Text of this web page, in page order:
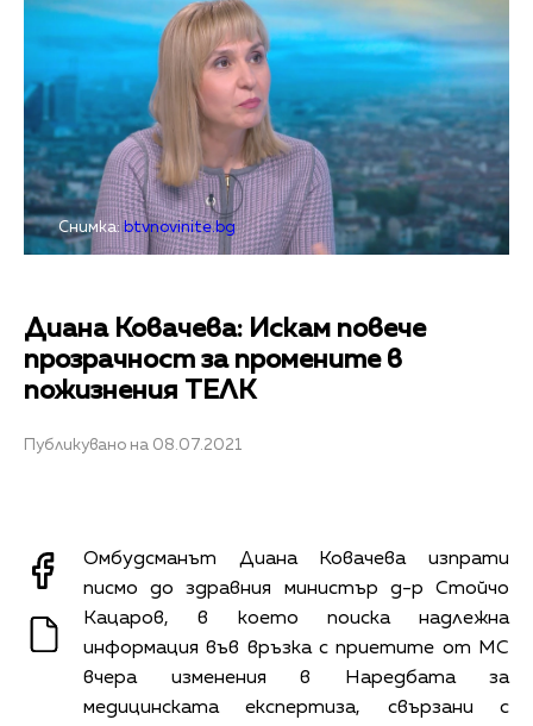
Снимка:btvnovinite.bg
Диана Ковачева: Искам повече
прозрачност за промените в
пожизнения ТЕЛК
Публикувано на 08.07.2021
Омбудсманът Диана Ковачева изпрати
писмо до здравния министър д-р Стойчо
Кацаров, в което поиска надлежна
информация във връзка с приетите от МС
вчера изменения в Наредбата за
медицинската експертиза, свързани с